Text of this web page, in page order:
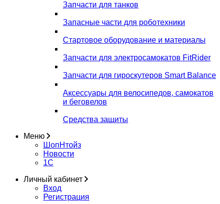
Запчасти для танков
Запасные части для роботехники
Стартовое оборудование и материалы
Запчасти для электросамокатов FitRider
Запчасти для гироскутеров Smart Balance
Аксессуары для велосипедов, самокатов
и беговелов
Средства защиты
Меню
ШопНтойз
Новости
1C
Личный кабинет
Вход
Регистрация